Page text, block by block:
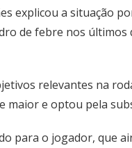
explicou a situação
de febre nos últimos
relevantes na
maior e optou pela
para o jogador, que